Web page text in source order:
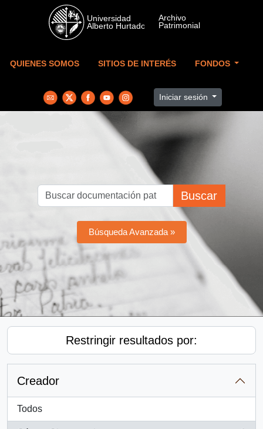
Skip to main content
QUIENES SOMOS SITIOS DE INTERÉS FONDOS
Iniciar sesión
Buscar
Búsqueda Avanzada »
Restringir resultados por:
Creador
Todos